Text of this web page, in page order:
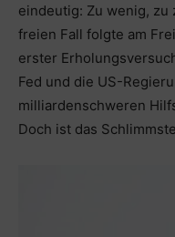
eindeutig: Zu wenig, zu
freien Fall folgte am
erster
Fed und die US-
milliardenschweren
Doch ist das